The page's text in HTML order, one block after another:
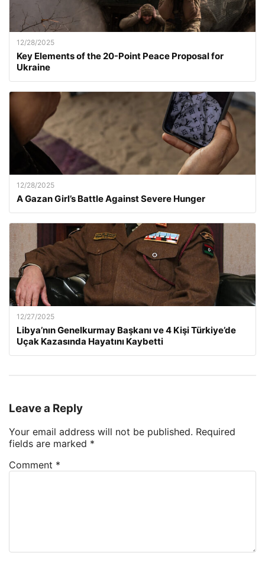
12/28/2025
Key Elements of the 20-Point Peace Proposal for
Ukraine
12/28/2025
A Gazan Girl’s Battle Against Severe Hunger
12/27/2025
Libya’nın Genelkurmay Başkanı ve 4 Kişi Türkiye’de
Uçak Kazasında Hayatını Kaybetti
Leave a Reply
Your email address will not be published. Required
fields are marked *
Comment *